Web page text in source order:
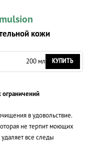
кожи
200 мл КУПИТЬ
ограничений
в удовольствие.
не терпит моющих
все следы